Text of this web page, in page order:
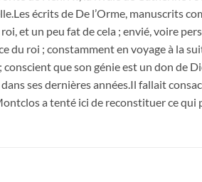
écrits de De l’Orme, manuscrits
et un peu fat de cela ; envié, voire
du roi ; constamment en voyage à la
que son génie est un don de
ses dernières années.Il fallait
a tenté ici de reconstituer ce qui